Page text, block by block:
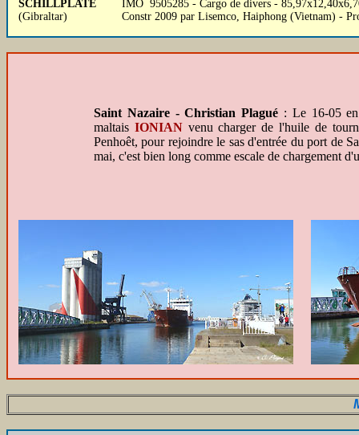
SCHILLPLATE
(Gibraltar)
IMO 9505285 - Cargo de divers -
Constr 2009 par Lisemco, Haiphong (Vietnam) -
Saint Nazaire - Christian Plagué : Le 16-05
maltais IONIANvenu charger de l'huile de
Penhoêt, pour rejoindre le sas d'entrée du port de
mai, c'est bien long comme escale de chargement